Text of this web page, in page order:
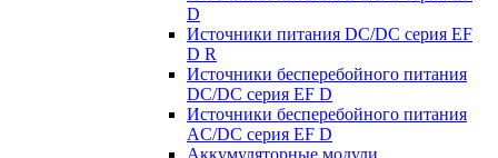
D
Источники питания DC/DC серия EF
D R
Источники бесперебойного питания
DC/DC серия EF D
Источники бесперебойного питания
AC/DC серия EF D
Аккумуляторные модули